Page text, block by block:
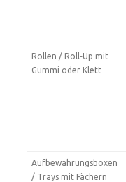
Rollen / Roll‑Up mit
Gummi oder Klett
Aufbewahrungsboxen
/ Trays mit Fächern